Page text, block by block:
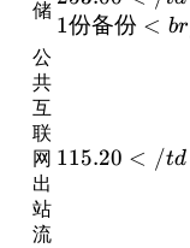
储
<td>10 TB
1份备份 < br
公
共
互
联
网
出
站
流
115.20</td>
115.20 < /td